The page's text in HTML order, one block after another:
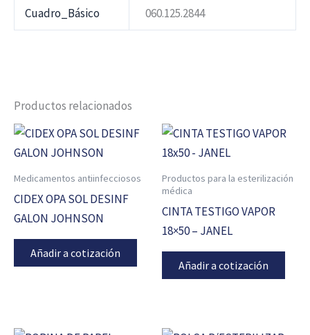
Cuadro_Básico 060.125.2844
Productos relacionados
Medicamentos antiinfecciosos
CIDEX OPA SOL DESINF
GALON JOHNSON
Añadir a cotización
Productos para la esterilización
médica
CINTA TESTIGO VAPOR
18×50 – JANEL
Añadir a cotización